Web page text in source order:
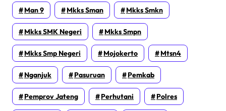
Man 9 Mkks Sman Mkks Smkn
Mkks SMK Negeri Mkks Smpn
Mkks Smp Negeri Mojokerto Mtsn4
Nganjuk Pasuruan Pemkab
Pemprov Jateng Perhutani Polres